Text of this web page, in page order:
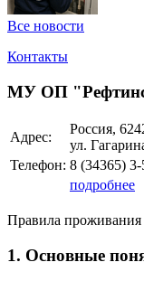
Все новости
Контакты
МУ ОП
Адрес:
Россия,
ул.
Телефон: 8 (34365) 3-
подробнее
Правила
1. Основные